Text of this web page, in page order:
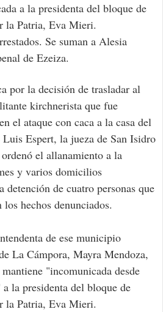
a la presidenta del bloque de
la Patria, Eva Mieri.
Se suman a Alesia
de Ezeiza.
por la decisión de trasladar al
kirchnerista que fue
el ataque con caca a la casa del
Espert, la jueza de San Isidro
el allanamiento a la
y varios domicilios
detención de cuatro personas que
hechos denunciados.
de ese municipio
La Cámpora, Mayra Mendoza,
"incomunicada desde
la presidenta del bloque de
la Patria, Eva Mieri.